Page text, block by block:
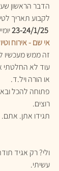
הדבר הראשון
לקבוע תאריך
23-24/1/25
אי שם - אירוח
זה ממש מעכשיו
עוד לא החלטתי
או הורה ויל.ד.
פתוחה להכל
רוצים.
תגידו אתן. אתם.
ולי? רק אגיד
עשיתי.